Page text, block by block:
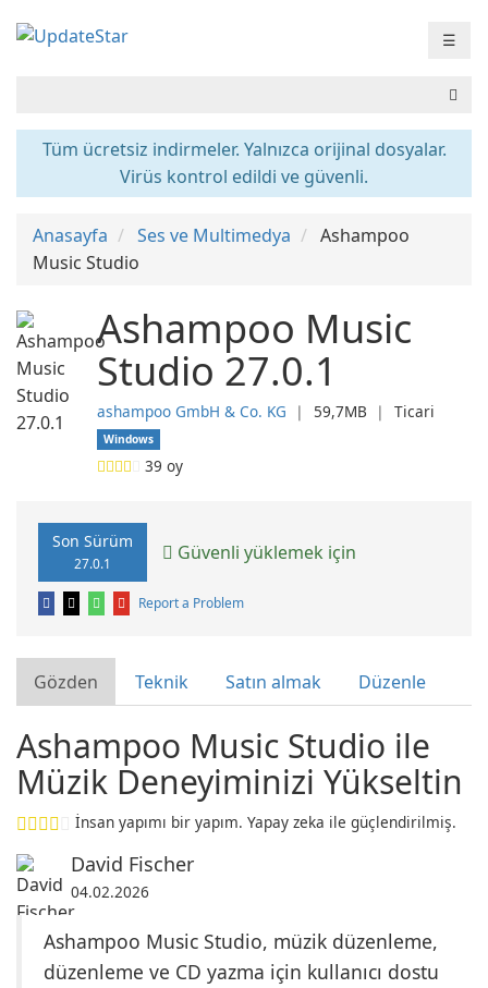
☰
Tüm ücretsiz indirmeler. Yalnızca orijinal dosyalar.
Virüs kontrol edildi ve güvenli.
Anasayfa Ses ve Multimedya
Ashampoo
Music Studio
Ashampoo Music
Studio 27.0.1
ashampoo GmbH & Co. KG ❘ 59,7MB ❘ Ticari
Windows
39 oy
Son Sürüm
27.0.1 Güvenli yüklemek için
Report a Problem
Gözden Teknik Satın almak Düzenle
Ashampoo Music Studio ile
Müzik Deneyiminizi Yükseltin
İnsan yapımı bir yapım. Yapay zeka ile güçlendirilmiş.
David Fischer
04.02.2026
Ashampoo Music Studio, müzik düzenleme,
düzenleme ve CD yazma için kullanıcı dostu